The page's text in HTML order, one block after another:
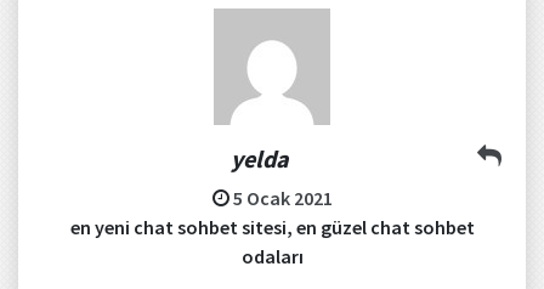
yelda
5 Ocak 2021
en yeni chat sohbet sitesi, en güzel chat sohbet
odaları